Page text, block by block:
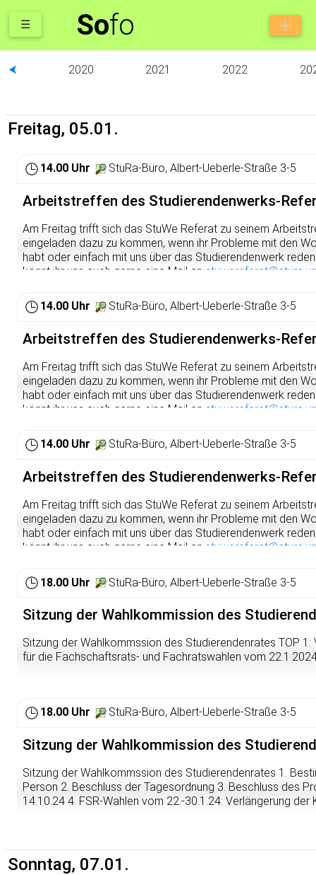
Sofo
☰
⮜ 2020 2021 2022
Freitag, 05.01.
14.00 Uhr StuRa-Büro, Albert-Ueberle-Straße 3-5
Arbeitstreffen des Studierendenwerks-
Am Freitag trifft sich das StuWe Referat zu seinem
eingeladen dazu zu kommen, wenn ihr Probleme mit den
habt oder einfach mit uns über das Studierendenwerk
könnt ihr uns auch gerne eine Mail an
strukturen/referate/studierendenwerk/ ausfüllen.
14.00 Uhr StuRa-Büro, Albert-Ueberle-Straße 3-5
Arbeitstreffen des Studierendenwerks-
Am Freitag trifft sich das StuWe Referat zu seinem
eingeladen dazu zu kommen, wenn ihr Probleme mit den
habt oder einfach mit uns über das Studierendenwerk
könnt ihr uns auch gerne eine Mail an
strukturen/referate/studierendenwerk/ ausfüllen.
14.00 Uhr StuRa-Büro, Albert-Ueberle-Straße 3-5
Arbeitstreffen des Studierendenwerks-
Am Freitag trifft sich das StuWe Referat zu seinem
eingeladen dazu zu kommen, wenn ihr Probleme mit den
habt oder einfach mit uns über das Studierendenwerk
könnt ihr uns auch gerne eine Mail an
strukturen/referate/studierendenwerk/ ausfüllen.
18.00 Uhr StuRa-Büro, Albert-Ueberle-Straße 3-5
Sitzung der Wahlkommission des
Sitzung der Wahlkommssion des Studierendenrates TOP
für die Fachschaftsrats- und Fachratswahlen vom
18.00 Uhr StuRa-Büro, Albert-Ueberle-Straße 3-5
Sitzung der Wahlkommission des
Sitzung der Wahlkommssion des Studierendenrates 1.
Person 2. Beschluss der Tagesordnung 3. Beschluss des
14.10.24 4. FSR-Wahlen vom 22.-30.1.24: Verlängerung
Sonntag, 07.01.